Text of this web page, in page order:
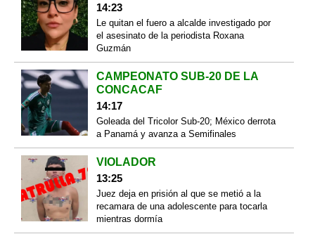
14:23
Le quitan el fuero a alcalde investigado por
el asesinato de la periodista Roxana
Guzmán
CAMPEONATO SUB-20 DE LA
CONCACAF
14:17
Goleada del Tricolor Sub-20; México derrota
a Panamá y avanza a Semifinales
VIOLADOR
13:25
Juez deja en prisión al que se metió a la
recamara de una adolescente para tocarla
mientras dormía